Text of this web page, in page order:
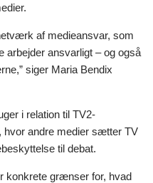
af medieansvar, som
arbejder ansvarligt – og også
siger Maria Bendix
i relation til TV2-
hvor andre medier sætter TV
til debat.
grænser for, hvad